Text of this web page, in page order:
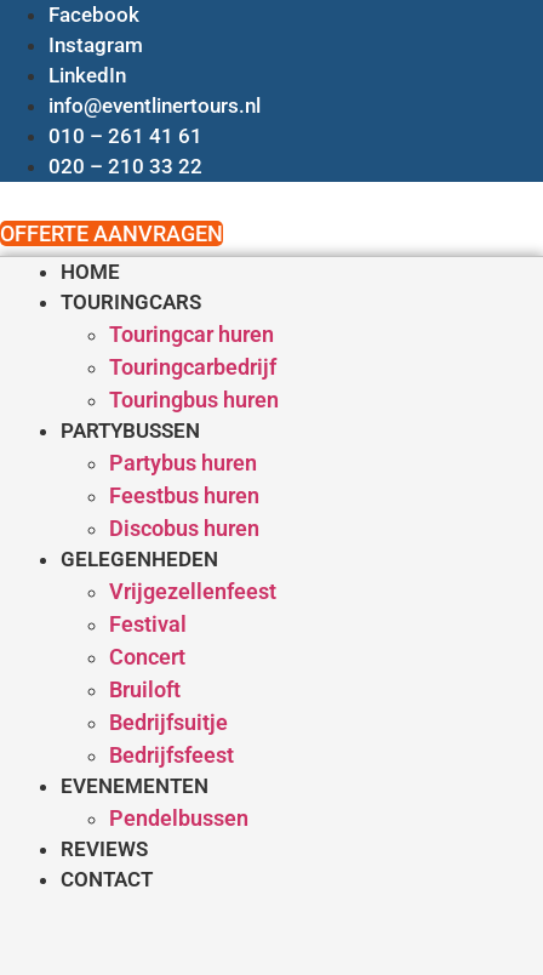
naar
inhoud
Facebook
Instagram
LinkedIn
info@eventlinertours.nl
010 – 261 41 61
020 – 210 33 22
OFFERTE AANVRAGEN
HOME
TOURINGCARS
Touringcar huren
Touringcarbedrijf
Touringbus huren
PARTYBUSSEN
Partybus huren
Feestbus huren
Discobus huren
GELEGENHEDEN
Vrijgezellenfeest
Festival
Concert
Bruiloft
Bedrijfsuitje
Bedrijfsfeest
EVENEMENTEN
Pendelbussen
REVIEWS
CONTACT